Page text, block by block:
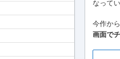
なって
今作から
画面で